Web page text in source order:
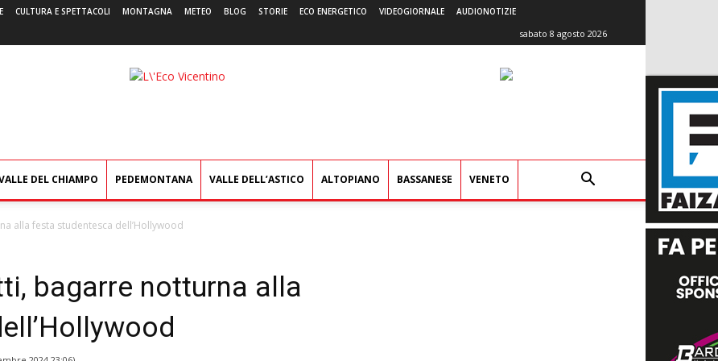
CULTURA E SPETTACOLI MONTAGNA METEO BLOG STORIE ECO ENERGETICO VIDEOGIORNALE AUDIONOTIZIE
sabato 8 agosto 2026
L'Eco
DEL CHIAMPO PEDEMONTANA VALLE DELL’ASTICO ALTOPIANO BASSANESE VENETO
alla festa studentesca dell’Hollywood
bagarre notturna alla